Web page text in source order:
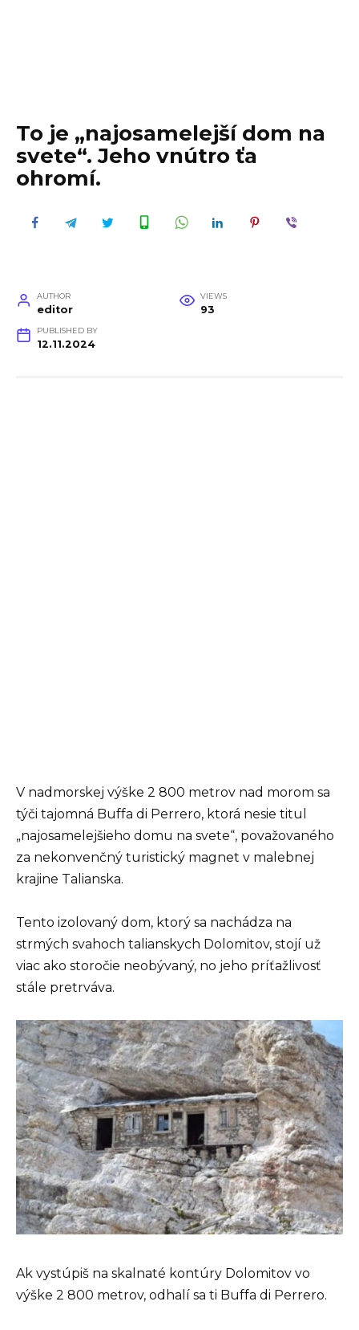
To je „najosamelejší dom na
svete“. Jeho vnútro ťa
ohromí.
AUTHOR
editor
VIEWS
93
PUBLISHED BY
12.11.2024
V nadmorskej výške 2 800 metrov nad morom sa
týči tajomná Buffa di Perrero, ktorá nesie titul
„najosamelejšieho domu na svete“, považovaného
za nekonvenčný turistický magnet v malebnej
krajine Talianska.
Tento izolovaný dom, ktorý sa nachádza na
strmých svahoch talianskych Dolomitov, stojí už
viac ako storočie neobývaný, no jeho príťažlivosť
stále pretrváva.
Ak vystúpiš na skalnaté kontúry Dolomitov vo
výške 2 800 metrov, odhalí sa ti Buffa di Perrero.